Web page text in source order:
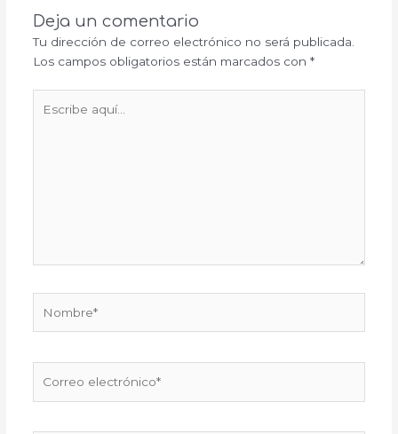
Deja un comentario
Tu dirección de correo electrónico no será publicada.
Los campos obligatorios están marcados con *
aquí...
electrónico*